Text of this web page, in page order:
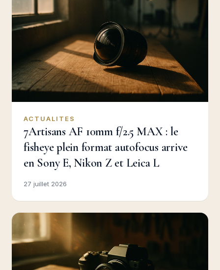
ACTUALITES
7Artisans AF 10mm f/2.5 MAX : le
fisheye plein format autofocus arrive
en Sony E, Nikon Z et Leica L
27 juillet 2026